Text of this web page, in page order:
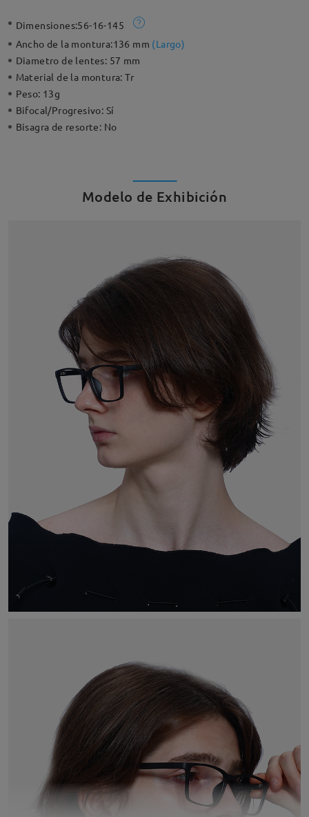
Dimensiones:56-16-145
Ancho de la montura:136 mm (Largo)
Diametro de lentes: 57 mm
Material de la montura:Tr
Peso: 13g
Bifocal/Progresivo: Sí
Bisagra de resorte: No
Modelo de Exhibición